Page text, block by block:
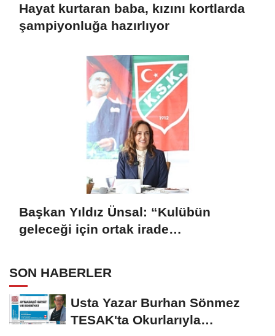
Hayat kurtaran baba, kızını kortlarda
şampiyonluğa hazırlıyor
Başkan Yıldız Ünsal: “Kulübün
geleceği için ortak irade
SON HABERLER
Usta Yazar Burhan Sönmez
TESAK'ta Okurlarıyla